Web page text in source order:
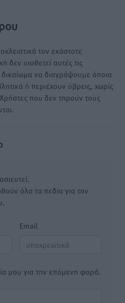
τον εκάστοτε
δεν υιοθετεί αυτές τις
να διαγράψουμε όποια
ή περιέχουν ύβρεις, χωρίς
που δεν τηρούν τους
όλα τα πεδία για την
Email
μου για την επόμενη φορά.